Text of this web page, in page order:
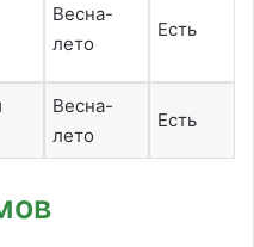
Весна-
лето
Есть
Весна-
лето
Есть